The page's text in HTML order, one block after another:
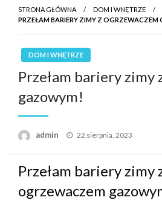
STRONA GŁÓWNA
DOM I WNĘTRZE
PRZEŁAM BARIERY ZIMY Z
DOM I WNĘTRZE
Przełam bariery zimy
gazowym!
admin
Opublikowane
22 sierpnia, 2023
Przełam bariery zimy
ogrzewaczem